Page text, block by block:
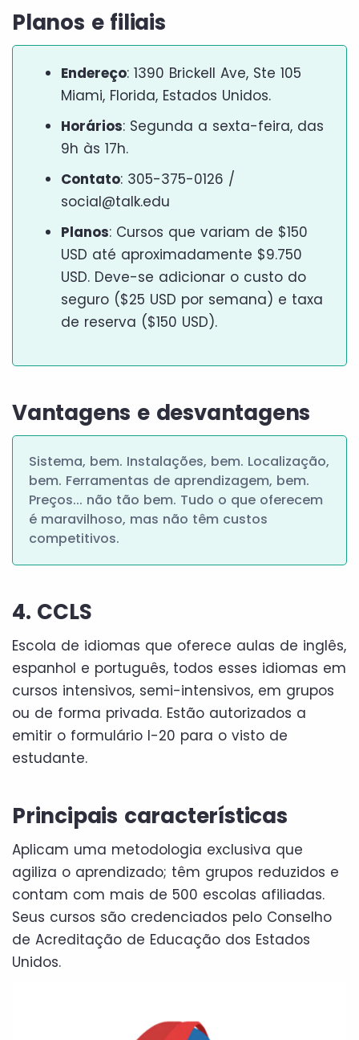
Planos e filiais
Endereço: 1390 Brickell Ave, Ste 105
Miami, Florida, Estados Unidos.
Horários: Segunda a sexta-feira, das
9h às 17h.
Contato: 305-375-0126 /
social@talk.edu
Planos: Cursos que variam de $150
USD até aproximadamente $9.750
USD. Deve-se adicionar o custo do
seguro ($25 USD por semana) e taxa
de reserva ($150 USD).
Vantagens e desvantagens
Sistema, bem. Instalações, bem. Localização,
bem. Ferramentas de aprendizagem, bem.
Preços... não tão bem. Tudo o que oferecem
é maravilhoso, mas não têm custos
competitivos.
4. CCLS
Escola de idiomas que oferece aulas de inglês,
espanhol e português, todos esses idiomas em
cursos intensivos, semi-intensivos, em grupos
ou de forma privada. Estão autorizados a
emitir o formulário I-20 para o visto de
estudante.
Principais características
Aplicam uma metodologia exclusiva que
agiliza o aprendizado; têm grupos reduzidos e
contam com mais de 500 escolas afiliadas.
Seus cursos são credenciados pelo Conselho
de Acreditação de Educação dos Estados
Unidos.